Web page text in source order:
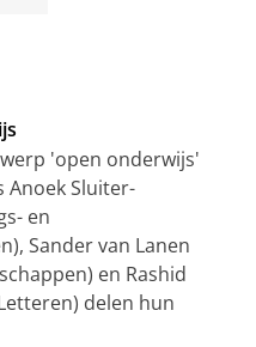
'open onderwijs'
Anoek Sluiter-
en
Sander van Lanen
en Rashid
delen hun